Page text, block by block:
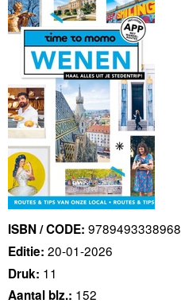
ISBN / CODE: 9789493338968
Editie: 20-01-2026
Druk: 11
Aantal blz.: 152